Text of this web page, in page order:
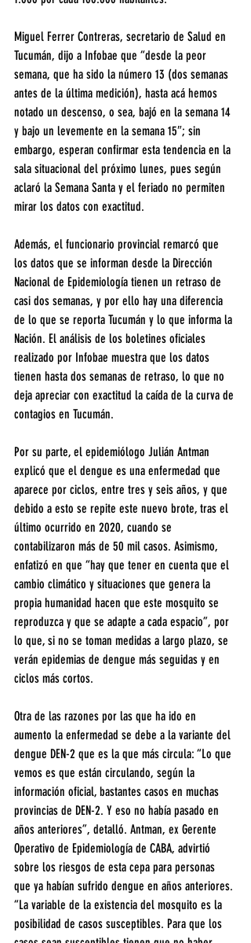
Miguel Ferrer Contreras, secretario de Salud en
Tucumán, dijo a Infobae que “desde la peor
semana, que ha sido la número 13 (dos semanas
antes de la última medición), hasta acá hemos
notado un descenso, o sea, bajó en la semana 14
y bajo un levemente en la semana 15″; sin
embargo, esperan confirmar esta tendencia en la
sala situacional del próximo lunes, pues según
aclaró la Semana Santa y el feriado no permiten
mirar los datos con exactitud.
Además, el funcionario provincial remarcó que
los datos que se informan desde la Dirección
Nacional de Epidemiología tienen un retraso de
casi dos semanas, y por ello hay una diferencia
de lo que se reporta Tucumán y lo que informa la
Nación. El análisis de los boletines oficiales
realizado por Infobae muestra que los datos
tienen hasta dos semanas de retraso, lo que no
deja apreciar con exactitud la caída de la curva de
contagios en Tucumán.
Por su parte, el epidemiólogo Julián Antman
explicó que el dengue es una enfermedad que
aparece por ciclos, entre tres y seis años, y que
debido a esto se repite este nuevo brote, tras el
último ocurrido en 2020, cuando se
contabilizaron más de 50 mil casos. Asimismo,
enfatizó en que “hay que tener en cuenta que el
cambio climático y situaciones que genera la
propia humanidad hacen que este mosquito se
reproduzca y que se adapte a cada espacio”, por
lo que, si no se toman medidas a largo plazo, se
verán epidemias de dengue más seguidas y en
ciclos más cortos.
Otra de las razones por las que ha ido en
aumento la enfermedad se debe a la variante del
dengue DEN-2 que es la que más circula: “Lo que
vemos es que están circulando, según la
información oficial, bastantes casos en muchas
provincias de DEN-2. Y eso no había pasado en
años anteriores”, detalló. Antman, ex Gerente
Operativo de Epidemiología de CABA, advirtió
sobre los riesgos de esta cepa para personas
que ya habían sufrido dengue en años anteriores.
“La variable de la existencia del mosquito es la
posibilidad de casos susceptibles. Para que los